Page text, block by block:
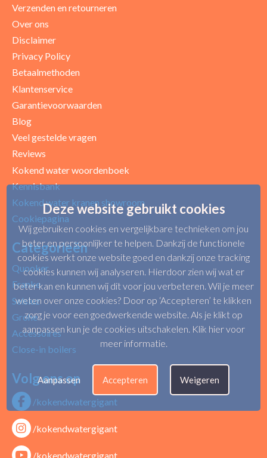
Uw beoordeling
Verzenden en retourneren
Over ons
Disclaimer
Privacy Policy
Betaalmethoden
Klantenservice
Garantievoorwaarden
Blog
Veel gestelde vragen
Reviews
Kokend water woordenboek
Kennisbank
Kokend water kranen showroom
Cookiepagina
Categorieën
Quooker
Franke
Selsiuz
Grohe
Accessoires
Close-in boilers
Volg ons op
/kokendwatergigant
/kokendwatergigant
/kokendwatergigant
Deze website gebruikt cookies
Wij gebruiken cookies en vergelijkbare technieken om jou
beter en persoonlijker te helpen. Dankzij de functionele
cookies werkt onze website goed en dankzij onze tracking
cookies kunnen wij analyseren. Hierdoor zien wij wat er
beter kan en kunnen wij dit voor jou verbeteren. Wil je meer
weten over onze cookies? Door op ‘Accepteren’ te klikken
zorg je voor een goedwerkende website. Als je klikt op
aanpassen kun je de cookies uitschakelen. Klik hier voor
meer informatie
Aanpassen Accepteren Weigeren